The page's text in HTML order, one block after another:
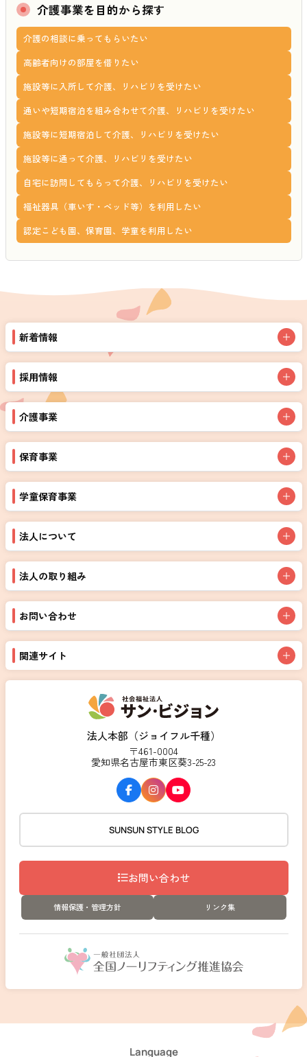
介護事業を目的から探す
介護の相談に乗ってもらいたい
高齢者向けの部屋を借りたい
施設等に入所して介護、リハビリを受けたい
通いや短期宿泊を組み合わせて介護、リハビリを受けたい
施設等に短期宿泊して介護、リハビリを受けたい
施設等に通って介護、リハビリを受けたい
自宅に訪問してもらって介護、リハビリを受けたい
福祉器具（車いす・ベッド等）を利用したい
認定こども園、保育園、学童を利用したい
法人本部（ジョイフル千種）
〒461-0004
愛知県名古屋市東区葵3-25-23
SUNSUN STYLE BLOG
お問い合わせ
情報保護・管理方針 リンク集
新着情報
採用情報
介護事業
保育事業
学童保育事業
法人について
法人の取り組み
お問い合わせ
関連サイト
Language